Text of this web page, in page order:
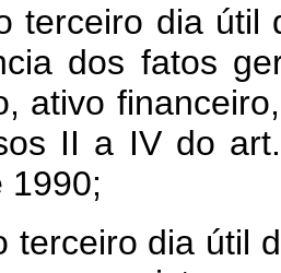
terceiro dia útil
dos fatos
ativo
II a IV do
1990;
terceiro dia útil